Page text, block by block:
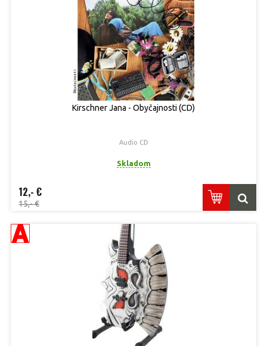
Kirschner Jana - Obyčajnosti (CD)
Audio CD
Skladom
12,- €
15,- €